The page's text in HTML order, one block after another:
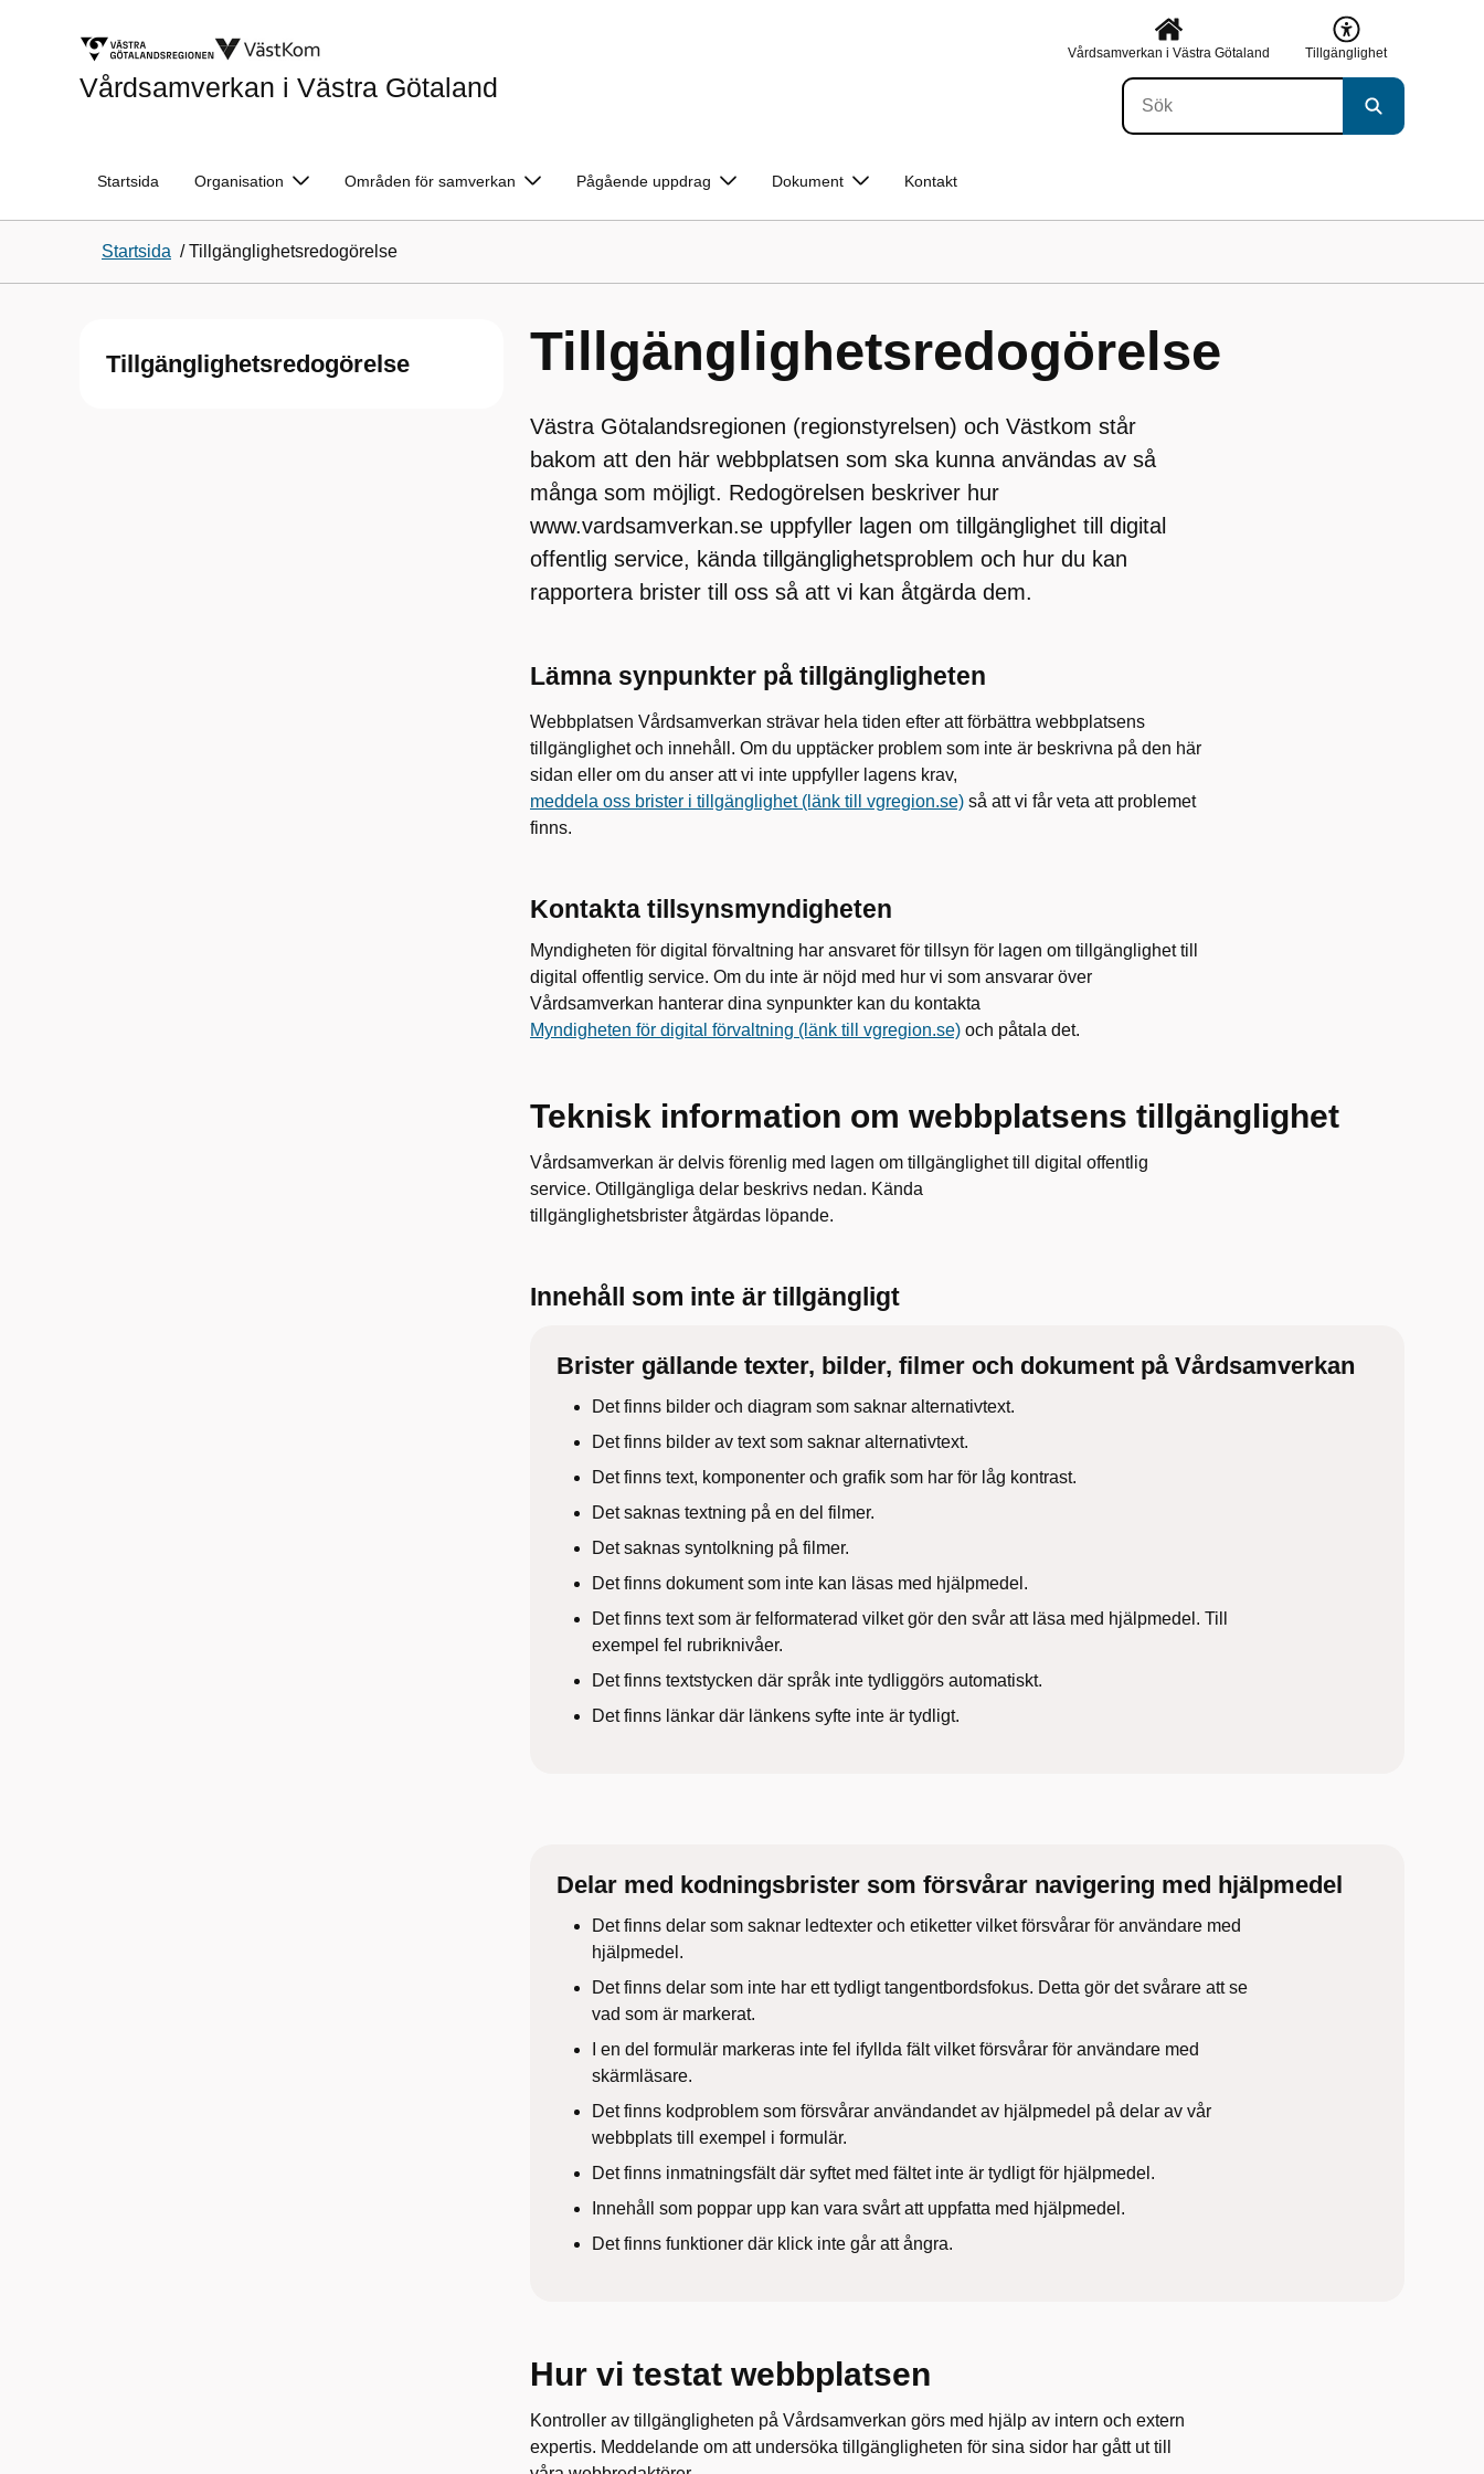
Vårdsamverkan i Västra Götaland
Vårdsamverkan i Västra Götaland Tillgänglighet
Startsida Organisation Områden för samverkan Pågående uppdrag Dokument Kontakt
Startsida /Tillgänglighetsredogörelse
Tillgänglighetsredogörelse Tillgänglighetsredogörelse
Västra Götalandsregionen (regionstyrelsen) och Västkom står
bakom att den här webbplatsen som ska kunna användas av så
många som möjligt. Redogörelsen beskriver hur
www.vardsamverkan.se uppfyller lagen om tillgänglighet till digital
offentlig service, kända tillgänglighetsproblem och hur du kan
rapportera brister till oss så att vi kan åtgärda dem.
Lämna synpunkter på tillgängligheten
Webbplatsen Vårdsamverkan strävar hela tiden efter att förbättra webbplatsens
tillgänglighet och innehåll. Om du upptäcker problem som inte är beskrivna på den här
sidan eller om du anser att vi inte uppfyller lagens krav,
meddela oss brister i tillgänglighet (länk till vgregion.se) så att vi får veta att problemet
finns.
Kontakta tillsynsmyndigheten
Myndigheten för digital förvaltning har ansvaret för tillsyn för lagen om tillgänglighet till
digital offentlig service. Om du inte är nöjd med hur vi som ansvarar över
Vårdsamverkan hanterar dina synpunkter kan du kontakta
Myndigheten för digital förvaltning (länk till vgregion.se) och påtala det.
Teknisk information om webbplatsens tillgänglighet
Vårdsamverkan är delvis förenlig med lagen om tillgänglighet till digital offentlig
service. Otillgängliga delar beskrivs nedan. Kända
tillgänglighetsbrister åtgärdas löpande.
Innehåll som inte är tillgängligt
Brister gällande texter, bilder, filmer och dokument på Vårdsamverkan
Det finns bilder och diagram som saknar alternativtext.
Det finns bilder av text som saknar alternativtext.
Det finns text, komponenter och grafik som har för låg kontrast.
Det saknas textning på en del filmer.
Det saknas syntolkning på filmer.
Det finns dokument som inte kan läsas med hjälpmedel.
Det finns text som är felformaterad vilket gör den svår att läsa med hjälpmedel. Till
exempel fel rubriknivåer.
Det finns textstycken där språk inte tydliggörs automatiskt.
Det finns länkar där länkens syfte inte är tydligt.
Delar med kodningsbrister som försvårar navigering med hjälpmedel
Det finns delar som saknar ledtexter och etiketter vilket försvårar för användare med
hjälpmedel.
Det finns delar som inte har ett tydligt tangentbordsfokus. Detta gör det svårare att se
vad som är markerat.
I en del formulär markeras inte fel ifyllda fält vilket försvårar för användare med
skärmläsare.
Det finns kodproblem som försvårar användandet av hjälpmedel på delar av vår
webbplats till exempel i formulär.
Det finns inmatningsfält där syftet med fältet inte är tydligt för hjälpmedel.
Innehåll som poppar upp kan vara svårt att uppfatta med hjälpmedel.
Det finns funktioner där klick inte går att ångra.
Hur vi testat webbplatsen
Kontroller av tillgängligheten på Vårdsamverkan görs med hjälp av intern och extern
expertis. Meddelande om att undersöka tillgängligheten för sina sidor har gått ut till